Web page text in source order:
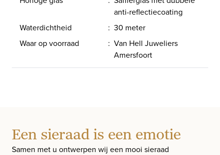
anti-reflectiecoating
Waterdichtheid
: 30 meter
Waar op voorraad
: Van Hell Juweliers
Amersfoort
Een sieraad is een emotie
Samen met u ontwerpen wij een mooi sieraad